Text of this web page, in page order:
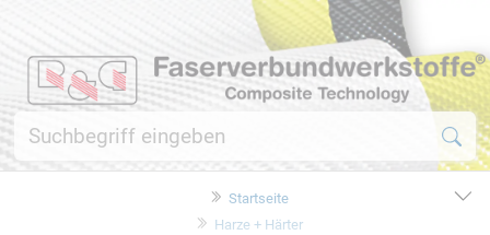
Startseite
Harze + Härter